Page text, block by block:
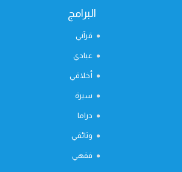
البرامج
قرآني
عبادي
أخلاقي
سيرة
دراما
وثائقي
فقهي